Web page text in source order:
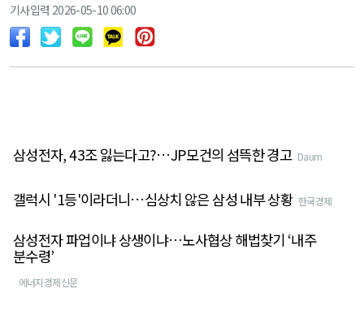
기사입력 2026-05-10 06:00
삼성전자, 43조 잃는다고?…JP모건의 섬뜩한 경고 Daum
갤럭시 '1등'이라더니…심상치 않은 삼성 내부 상황 한국경제
삼성전자 파업이냐 상생이냐…노사협상 해법찾기 ‘내주
분수령’
에너지경제신문